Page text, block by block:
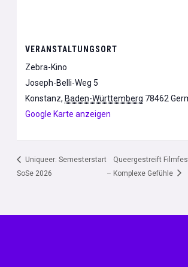
VERANSTALTUNGSORT
Zebra-Kino
Joseph-Belli-Weg 5
Konstanz, Baden-Württemberg 78462
Google Karte anzeigen
Uniqueer: Semesterstart
SoSe 2026
Queergestreift
– Komplexe Gefühle